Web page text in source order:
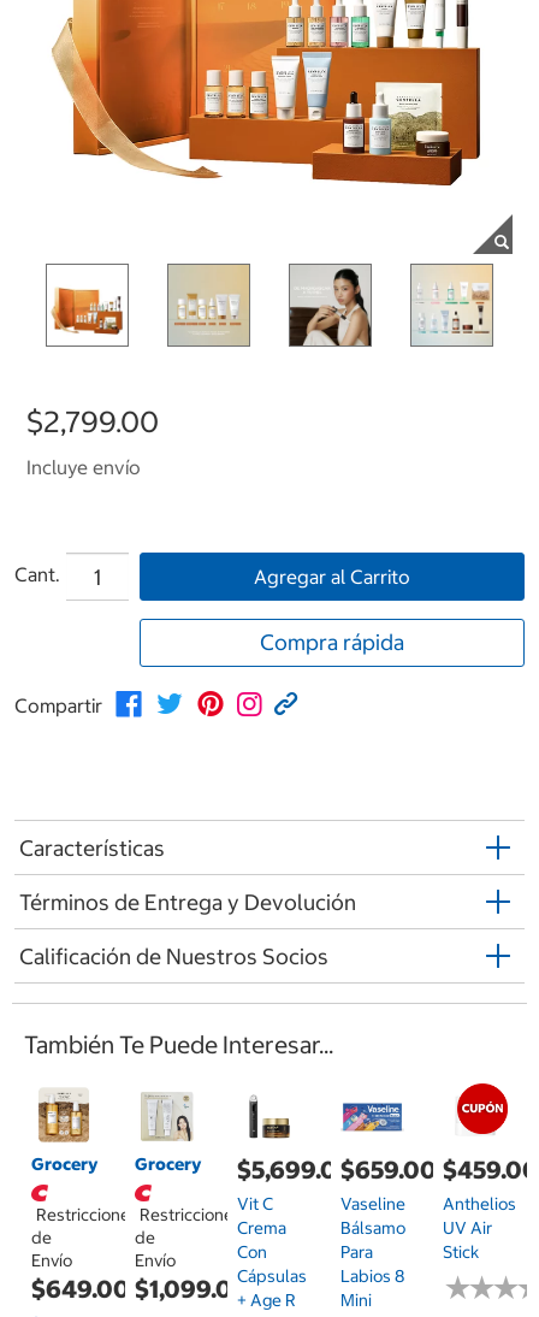
$2,799.00
Incluye envío
Cant. Agregar al Carrito
Compra rápida
Compartir
Características
Términos de Entrega y Devolución
Calificación de Nuestros Socios
También Te Puede Interesar...
Grocery
Restricciones
de
Envío
$649.00
Grocery
Restricciones
de
Envío
$1,099.00
$5,699.00
Vit C
Crema
Con
Cápsulas
+ Age R
$659.00
Vaseline
Bálsamo
Para
Labios 8
Mini
$459.00
Anthelios
UV Air
Stick
★★★
★★★